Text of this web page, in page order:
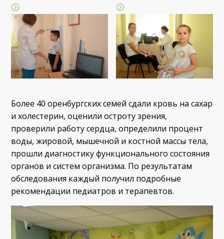
Более 40 оренбургских семей сдали кровь на сахар
и холестерин, оценили остроту зрения,
проверили работу сердца, определили процент
воды, жировой, мышечной и костной массы тела,
прошли диагностику функционального состояния
органов и систем организма. По результатам
обследования каждый получил подробные
рекомендации педиатров и терапевтов.